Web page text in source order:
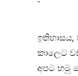
කාලෙට
අපට හමු